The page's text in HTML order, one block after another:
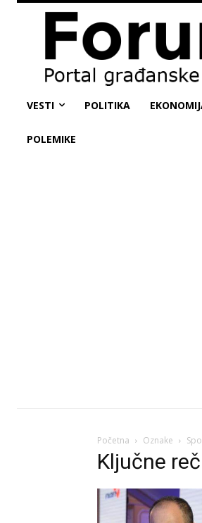
VESTI POLITIKA
POLEMIKE
Početna Oznake
Ključne